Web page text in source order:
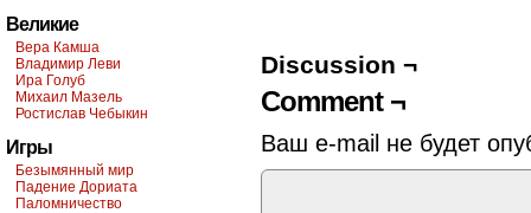
Великие
Вера Камша
Владимир Леви
Ира Голуб
Михаил Мазель
Ростислав Чебыкин
Игры
Безымянный мир
Падение Дориата
Паломничество
Discussion ¬
Comment ¬
Ваш e-mail не будет